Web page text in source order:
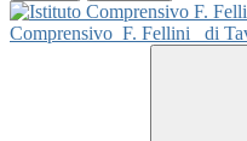
Comprensivo F. Fellini di